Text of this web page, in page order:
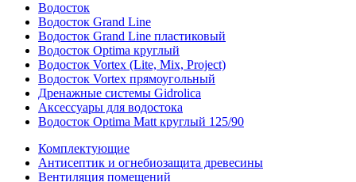
Водосток
Водосток Grand Line
Водосток Grand Line пластиковый
Водосток Optima круглый
Водосток Vortex (Lite, Mix, Project)
Водосток Vortex прямоугольный
Дренажные системы Gidrolica
Аксессуары для водостока
Водосток Optima Matt круглый 125/90
Комплектующие
Антисептик и огнебиозащита древесины
Вентиляция помещений